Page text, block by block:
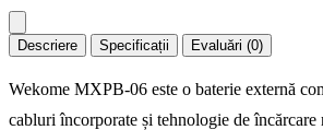
Descriere Specificații Evaluări (0)
Wekome MXPB-06 este o baterie externă
cabluri încorporate și tehnologie de încărcare